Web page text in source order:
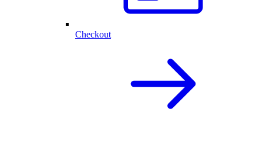
Checkout